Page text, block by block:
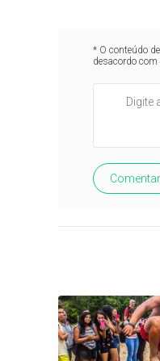
* O conteúdo
desacordo
Comentar